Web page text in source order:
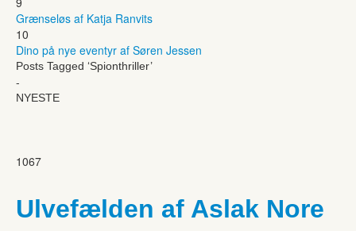
Grænseløs af Katja Ranvits
10
Dino på nye eventyr af Søren Jessen
Posts Tagged ‘Spionthriller’
-
NYESTE
1067
Ulvefælden af Aslak Nore